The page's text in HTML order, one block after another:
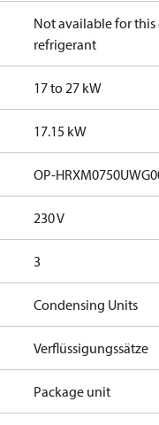
Not available for
refrigerant
17 to 27 kW
17.15 kW
OP-
230 V
3
Condensing Units
Verflüssigungssätze
Package unit